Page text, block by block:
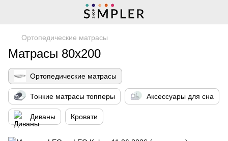
Ортопедические матрасы
Матрасы 80х200
Ортопедические матрасы
Тонкие матрасы топперы Аксессуары для сна
Диваны Кровати